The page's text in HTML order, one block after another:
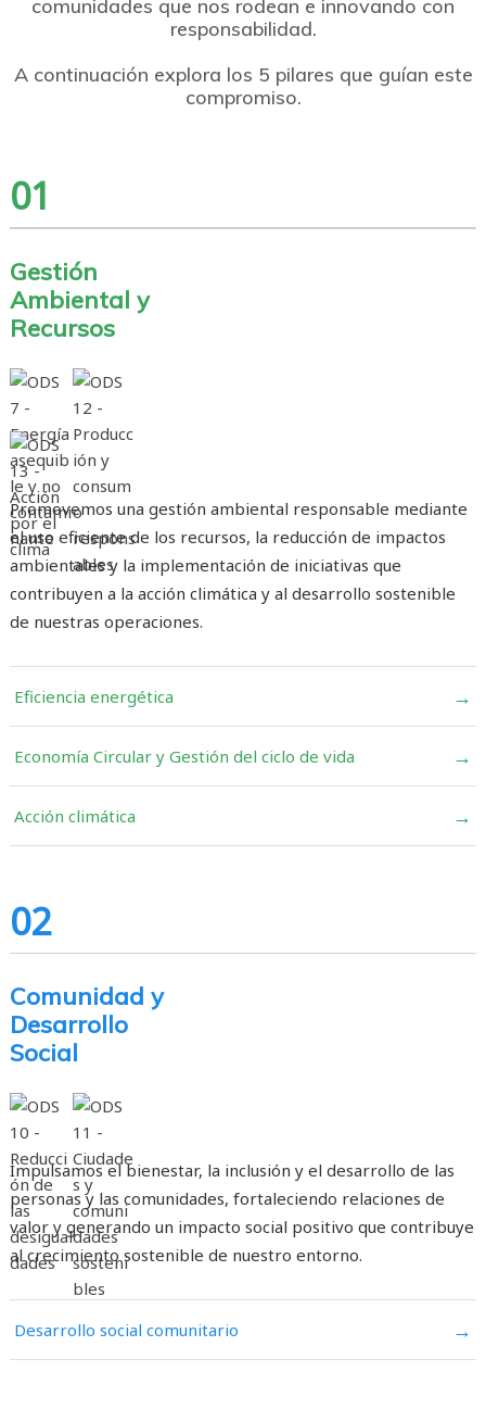
comunidades que nos rodean e innovando con
responsabilidad.
A continuación explora los 5 pilares que guían este
compromiso.
01
Gestión
Ambiental y
Recursos
Promovemos una gestión ambiental responsable mediante
el uso eficiente de los recursos, la reducción de impactos
ambientales y la implementación de iniciativas que
contribuyen a la acción climática y al desarrollo sostenible
de nuestras operaciones.
Eficiencia energética →
Economía Circular y Gestión del ciclo de vida →
Acción climática →
02
Comunidad y
Desarrollo
Social
Impulsamos el bienestar, la inclusión y el desarrollo de las
personas y las comunidades, fortaleciendo relaciones de
valor y generando un impacto social positivo que contribuye
al crecimiento sostenible de nuestro entorno.
Desarrollo social comunitario →